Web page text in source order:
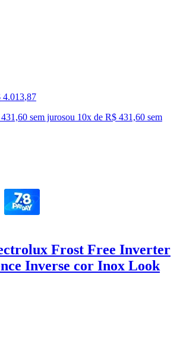
4.013,87
sem jurosou 10x de R$ 431,60 sem
Frost Free Inverter
Inverse cor Inox Look